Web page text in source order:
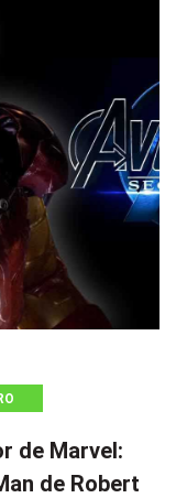
de Marvel:
de Robert